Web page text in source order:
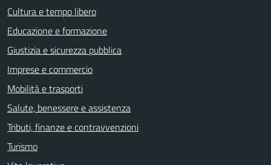
Cultura e tempo libero
Educazione e formazione
Giustizia e sicurezza pubblica
Imprese e commercio
Mobilità e trasporti
Salute, benessere e assistenza
Tributi, finanze e contravvenzioni
Turismo